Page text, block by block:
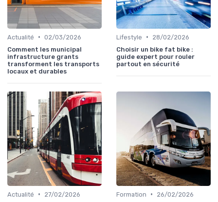
Actualité • 02/03/2026
Comment les municipal
infrastructure grants
transforment les transports
locaux et durables
Lifestyle •
28/02/2026
Choisir un bike fat bike :
guide expert pour rouler
partout en sécurité
Actualité •
27/02/2026
Formation •
26/02/2026